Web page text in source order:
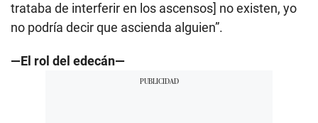
trataba de interferir en los ascensos] no existen, yo
no podría decir que ascienda alguien”.
—El rol del edecán—